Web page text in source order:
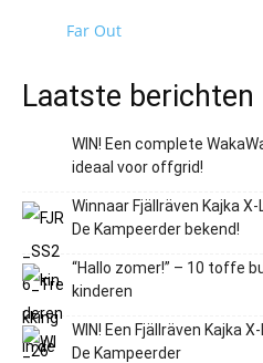
Far Out
Laatste berichten
WIN! Een complete
ideaal voor offgrid!
Winnaar Fjällräven Kajka
De Kampeerder bekend!
“Hallo zomer!” – 10 toffe
kinderen
WIN! Een Fjällräven Kajka
De Kampeerder